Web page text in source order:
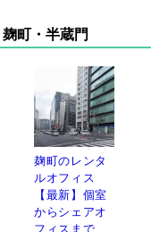
町・半蔵門
麹町のレンタ
ルオフィス
【最新】個室
からシェアオ
フィスまで